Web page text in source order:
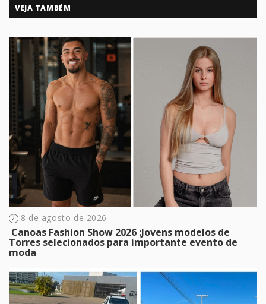
VEJA TAMBÉM
8 de agosto de 2026
​ Canoas Fashion Show 2026 :Jovens modelos de
Torres selecionados para importante evento de
moda